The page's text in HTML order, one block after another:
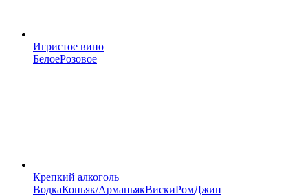
Игристое вино
БелоеРозовое
Крепкий алкоголь
ВодкаКоньяк/АрманьякВискиРомДжин